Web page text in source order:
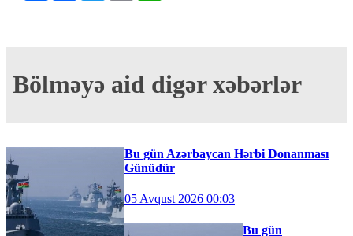
Bölməyə aid digər xəbərlər
Bu gün Azərbaycan Hərbi Donanması
Günüdür
05 Avqust 2026 00:03
Bu gün